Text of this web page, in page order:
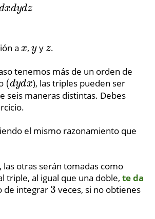
xdydz
a x
x,y
yy z
z.
tenemos más de un orden de
(dydx
(dydx ), las triples pueden ser
seis maneras distintas. Debes
el mismo razonamiento que
otras serán tomadas como
triple, al igual que una doble, te da
de integrar 3
3 veces, si no obtienes